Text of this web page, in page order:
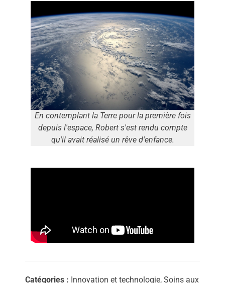
En contemplant la Terre pour la première fois
depuis l'espace, Robert s'est rendu compte
qu'il avait réalisé un rêve d'enfance.
Catégories : Innovation et technologie, Soins aux